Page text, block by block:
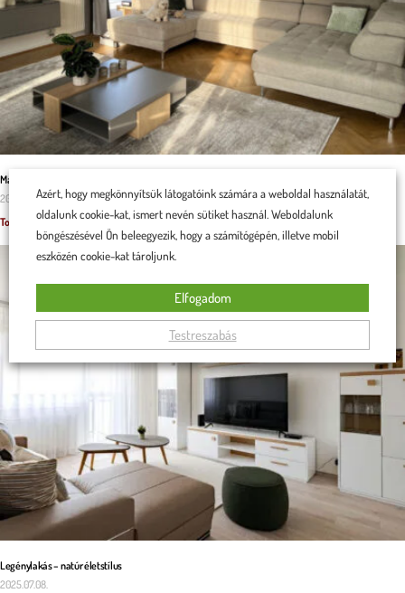
Malaga U alakú kanapé a családi kényelem záloga
2025.11.29.
Tovább olvasom »
Legénylakás – natúr életstílus
2025.07.08.
Azért, hogy megkönnyítsük látogatóink számára a weboldal használatát,
oldalunk cookie-kat, ismert nevén sütiket használ. Weboldalunk
böngészésével Ön beleegyezik, hogy a számítógépén, illetve mobil
eszközén cookie-kat tároljunk.
Testreszabás
Elfogadom